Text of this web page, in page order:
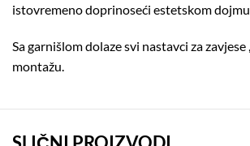
istovremeno doprinoseći estetskom
Sa garnišlom dolaze svi nastavci za zavjese
montažu.